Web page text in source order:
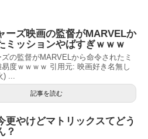
ーズ映画の監督がMARVELか
ミッションやばすぎｗｗｗ
の監督がMARVELから命令されたミ
易度ｗｗｗｗ 引用元: 映画好き名無し
...
記事を読む
更やけどマトリックスてどう
？